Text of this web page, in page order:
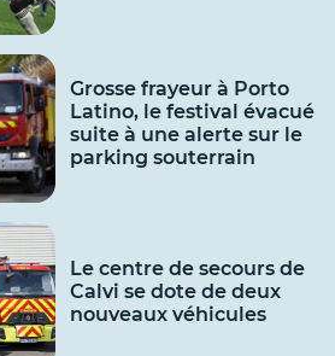
Grosse frayeur à Porto
Latino, le festival évacué
suite à une alerte sur le
parking souterrain
Le centre de secours de
Calvi se dote de deux
nouveaux véhicules